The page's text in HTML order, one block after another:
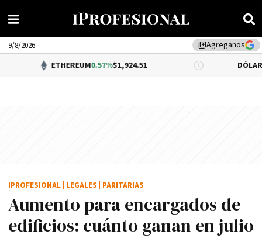
library_addAgreganos
9/8/2026
ETHEREUM0.57%$1,924.51 DÓLAR BNA
Aumento para encargados de
edificios: cuánto ganan en julio
IPROFESIONAL LEGALES PARITARIAS